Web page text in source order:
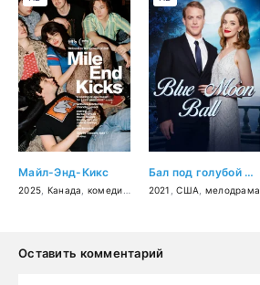
Майл-Энд-Кикс
2025 Канада комедия мелодрама,музыка
Бал под голубой луной
2021 ,США мелодрама
Оставить комментарий